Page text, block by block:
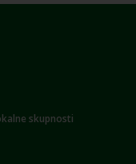
skupnosti